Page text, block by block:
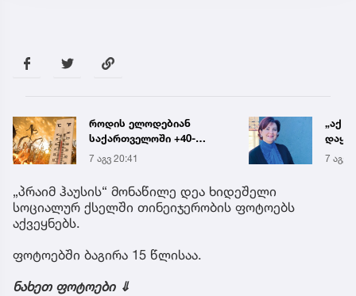
„აქ არ შეიძლება
დაყოვნება... ეს
დაავადება ყალიბდება 72
საათში“ - ექიმის
საგანგებო გაფრთხილება
7 აგვ 19:40
რა
7 აგვ
„პრაიმ ჰაუსის“ მონაწილე დეა ხიდეშელი
სოციალურ ქსელში თინეიჯერობის ფოტოებს
აქვეყნებს.
ფოტოებში ბაგირა 15 წლისაა.
ნახეთ ფოტოები ⇓